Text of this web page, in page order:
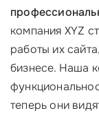
компания XYZ
работы их
бизнесе. Наша
теперь они